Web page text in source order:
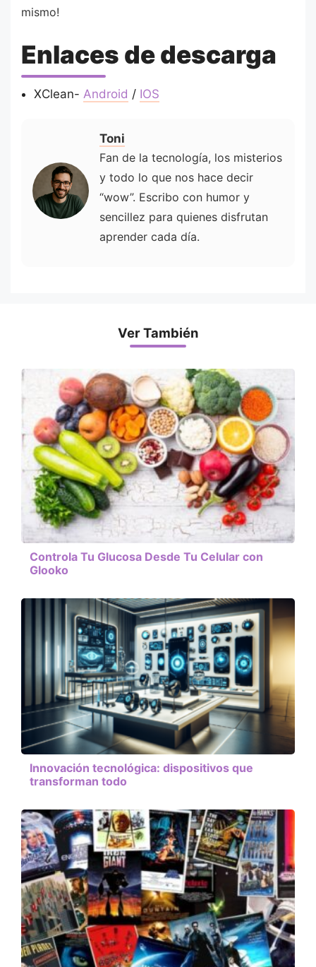
mismo!
Enlaces de descarga
XClean- Android / IOS
Toni
Fan de la tecnología, los misterios
y todo lo que nos hace decir
“wow”. Escribo con humor y
sencillez para quienes disfrutan
aprender cada día.
Ver También
Controla Tu Glucosa Desde Tu Celular con
Glooko
Innovación tecnológica: dispositivos que
transforman todo